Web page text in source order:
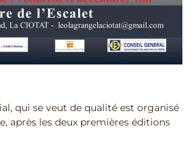
qui se veut de qualité est organisé
après les deux premières éditions